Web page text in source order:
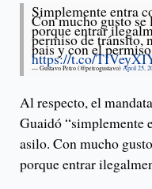
Simplemente entra
Con mucho gusto
porque entrar
permiso de tránsito,
pais y con el
https://t.co/
— Gustavo Petro (@petrogustavo) April 25,
Al respecto, el
Guaidó “simplemente
asilo. Con mucho
porque entrar